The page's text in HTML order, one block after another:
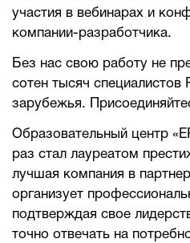
участия в вебинарах и
компании-разработчика.
Без нас свою работу не
сотен тысяч специалистов
зарубежья.
Образовательный центр
раз стал лауреатом
лучшая компания в
организует
подтверждая свое
точно отвечать на